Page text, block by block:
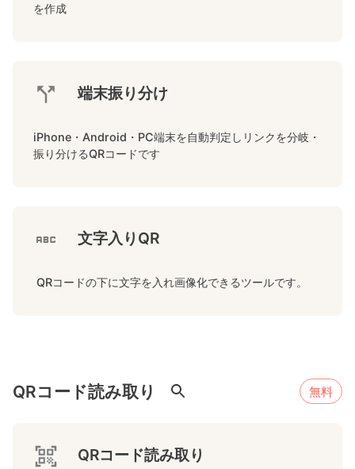
を作成
端末振り分け
iPhone・Android・PC端末を自動判定しリンクを分岐・
振り分けるQRコードです
文字入りQR
QRコードの下に文字を入れ画像化できるツールです。
QRコード読み取り 無料
QRコード読み取り